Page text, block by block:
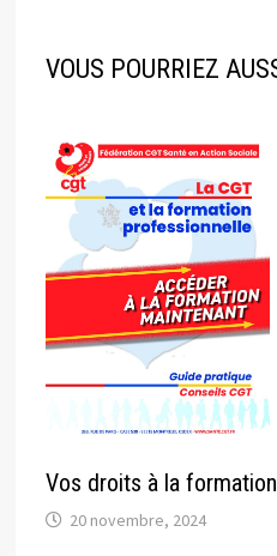
VOUS POURRIEZ
Vos droits à la formation
20 novembre, 2024